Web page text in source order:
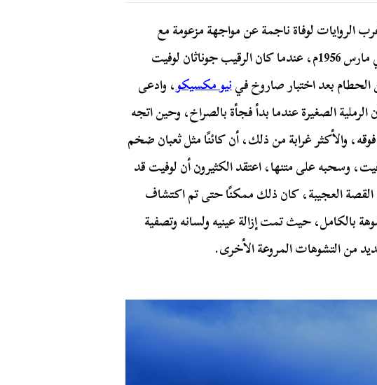
لوفاة ناجمة عن مواجهة مزعومة مع
كائنات فضائية غامضة، حدثت الواقعة في مارس 1956م، عندما كان الرقيب جوناثان لوفيت
الحطام بعد اختبار صاروخ فينيو مكسيكو، وادعى
الصغيرة عندما بدأ فجأة بالصراخ، وحين اتجه
والأكثر غرابة من ذلك، أن كائنًا مثل ثعبان ضخم
وسحبه على متنها، اعتقد الكثيرون أن لوفيت قد
القصة العجيبة، كان ذلك ممكنًا حتى تم اكتشاف
بالكامل، حيث تمت إزالة عينيه ولسانه وتصفية
من التشوهات المروعة الأخرى.